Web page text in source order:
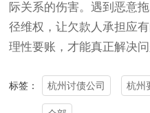
际关系的伤害。遇到恶意
径维权，让欠款人承担应
理性要账，才能真正解决问
标签： 杭州讨债公司 杭州